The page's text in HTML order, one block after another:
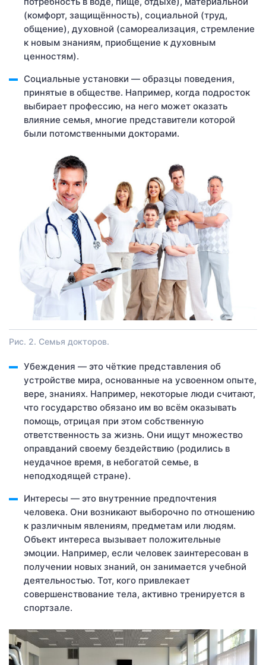
(комфорт, защищённость), социальной (труд,
общение), духовной (самореализация, стремление
к новым знаниям, приобщение к духовным
ценностям).
Социальные установки — образцы поведения,
принятые в обществе. Например, когда подросток
выбирает профессию, на него может оказать
влияние семья, многие представители которой
были потомственными докторами.
Рис. 2. Семья докторов.
Убеждения — это чёткие представления об
устройстве мира, основанные на усвоенном опыте,
вере, знаниях. Например, некоторые люди считают,
что государство обязано им во всём оказывать
помощь, отрицая при этом собственную
ответственность за жизнь. Они ищут множество
оправданий своему бездействию (родились в
неудачное время, в небогатой семье, в
неподходящей стране).
Интересы — это внутренние предпочтения
человека. Они возникают выборочно по отношению
к различным явлениям, предметам или людям.
Объект интереса вызывает положительные
эмоции. Например, если человек заинтересован в
получении новых знаний, он занимается учебной
деятельностью. Тот, кого привлекает
совершенствование тела, активно тренируется в
спортзале.